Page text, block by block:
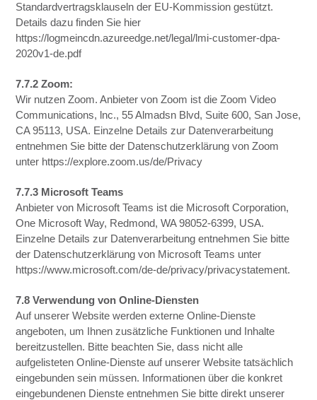
Standardvertragsklauseln der EU-Kommission gestützt.
Details dazu finden Sie hier
https://logmeincdn.azureedge.net/legal/lmi-customer-dpa-
2020v1-de.pdf
7.7.2 Zoom:
Wir nutzen Zoom. Anbieter von Zoom ist die Zoom Video
Communications, lnc., 55 Almadsn Blvd, Suite 600, San Jose,
CA 95113, USA. Einzelne Details zur Datenverarbeitung
entnehmen Sie bitte der Datenschutzerklärung von Zoom
unter https://explore.zoom.us/de/Privacy
7.7.3 Microsoft Teams
Anbieter von Microsoft Teams ist die Microsoft Corporation,
One Microsoft Way, Redmond, WA 98052-6399, USA.
Einzelne Details zur Datenverarbeitung entnehmen Sie bitte
der Datenschutzerklärung von Microsoft Teams unter
https://www.microsoft.com/de-de/privacy/privacystatement.
7.8 Verwendung von Online-Diensten
Auf unserer Website werden externe Online-Dienste
angeboten, um Ihnen zusätzliche Funktionen und Inhalte
bereitzustellen. Bitte beachten Sie, dass nicht alle
aufgelisteten Online-Dienste auf unserer Website tatsächlich
eingebunden sein müssen. Informationen über die konkret
eingebundenen Dienste entnehmen Sie bitte direkt unserer